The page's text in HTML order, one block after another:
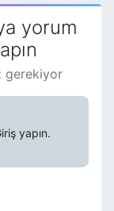
yorum
gerekiyor
yapın.